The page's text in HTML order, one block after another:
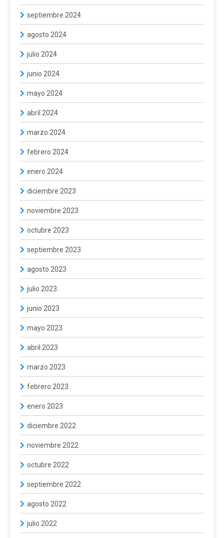
septiembre 2024
agosto 2024
julio 2024
junio 2024
mayo 2024
abril 2024
marzo 2024
febrero 2024
enero 2024
diciembre 2023
noviembre 2023
octubre 2023
septiembre 2023
agosto 2023
julio 2023
junio 2023
mayo 2023
abril 2023
marzo 2023
febrero 2023
enero 2023
diciembre 2022
noviembre 2022
octubre 2022
septiembre 2022
agosto 2022
julio 2022